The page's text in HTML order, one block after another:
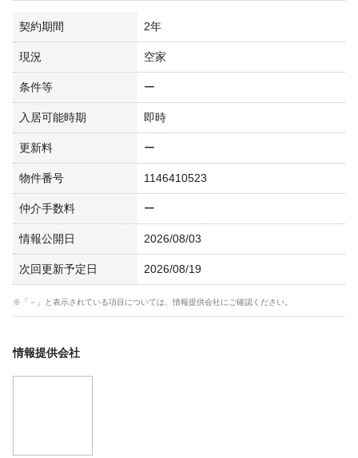
契約期間 2年
現況 空家
条件等 ー
入居可能時期 即時
更新料 ー
物件番号 1146410523
仲介手数料 ー
情報公開日 2026/08/03
次回更新予定日 2026/08/19
※「－」と表示されている項目については、情報提供会社にご確認ください。
情報提供会社